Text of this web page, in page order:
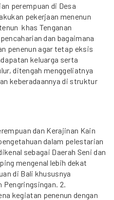
perempuan di Desa
pekerjaan menenun
khas Tenganan
dan bagaimana
penenun agar tetap eksis
keluarga serta
ditengah menggeliatnya
keberadaannya di struktur
dan Kerajinan Kain
dalam pelestarian
sebagai Daerah Seni dan
mengenal lebih dekat
di Bali khususnya
Pengringsingan. 2.
kegiatan penenun dengan